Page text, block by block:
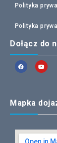
Polityka
Polityka
Dołącz do
Mapka